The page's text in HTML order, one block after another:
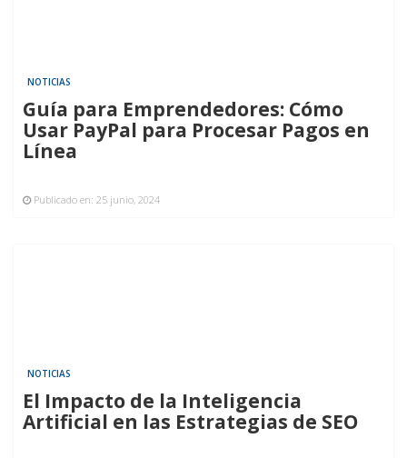
NOTICIAS
Guía para Emprendedores: Cómo
Usar PayPal para Procesar Pagos en
Línea
Publicado en: 25 junio, 2024
NOTICIAS
El Impacto de la Inteligencia
Artificial en las Estrategias de SEO